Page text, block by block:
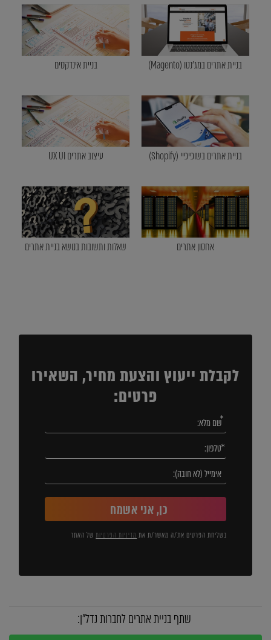
בניית אתרים במג'נטו (Magento) בניית אינדקסים
בניית אתרים בשופיפיי (Shopify) עיצוב אתרים UX UI
אחסון אתרים שאלות ותשובות בנושא בניית אתרים
לקבלת ייעוץ והצעת מחיר, השאירו
פרטים:
כן, אני אשמח
בשליחת הפרטים את/ה מאשר/ת את מדיניות הפרטיותשל האתר
שתף בניית אתרים לחברות נדל"ן: